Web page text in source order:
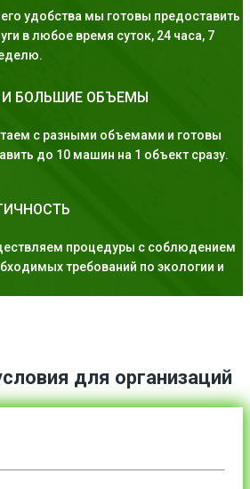
удобства мы готовы предоставить
в любое время суток, 24 часа, 7
БОЛЬШИЕ ОБЪЕМЫ
с разными объемами и готовы
до 10 машин на 1 объект сразу.
процедуры с соблюдением
требований по экологии и
для организаций